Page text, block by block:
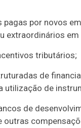
pagas por novos
extraordinários
tributários;
de
utilização de
de
outras